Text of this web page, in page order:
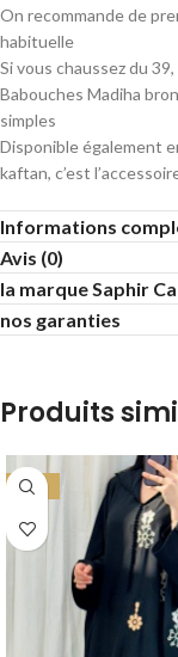
On recommande de
habituelle
Si vous chaussez du
Babouches Madiha
simples
Disponible également
kaftan, c’est
Informations
Avis (0)
la marque Saphir
nos garanties
Produits
-43%